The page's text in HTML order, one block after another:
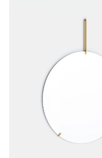
4459753144552
オーク/ス
46584729403624
85-2-
S.85.2.C.BL.BL